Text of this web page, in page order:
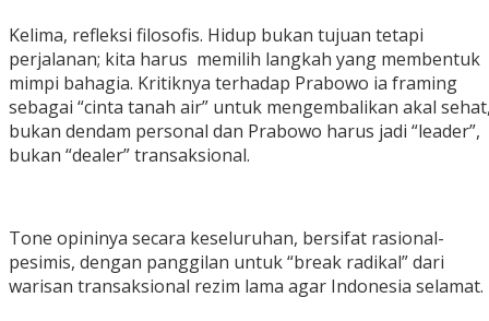
‎Kelima, refleksi filosofis. Hidup bukan tujuan tetapi
perjalanan; kita harus memilih langkah yang membentuk
mimpi bahagia. Kritiknya terhadap Prabowo ia framing
sebagai “cinta tanah air” untuk mengembalikan akal
bukan dendam personal dan Prabowo harus jadi “leader”,
bukan “dealer” transaksional.
‎Tone opininya secara keseluruhan, bersifat rasional-
pesimis, dengan panggilan untuk “break radikal” dari
warisan transaksional rezim lama agar Indonesia selamat.